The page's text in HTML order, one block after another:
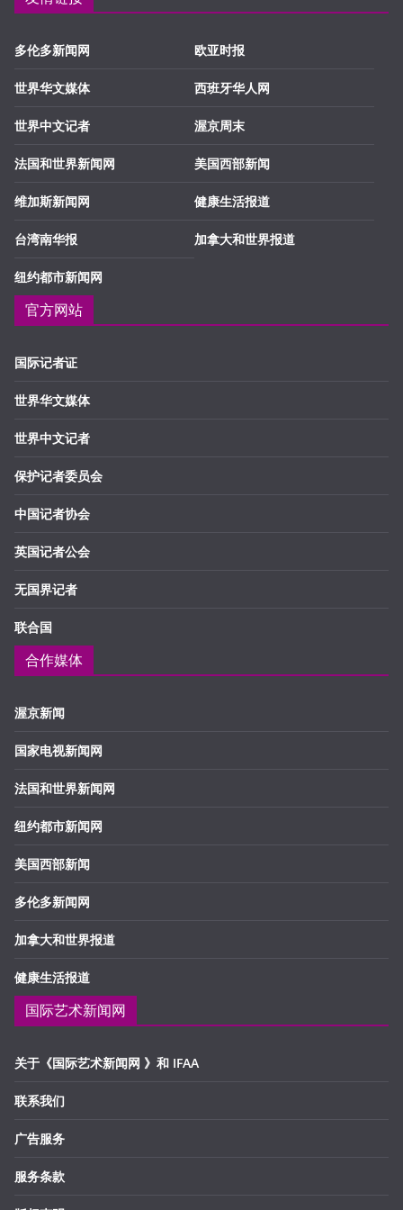
多伦多新闻网
世界华文媒体
世界中文记者
法国和世界新闻网
维加斯新闻网
台湾南华报
纽约都市新闻网
欧亚时报
西班牙华人网
渥京周末
美国西部新闻
健康生活报道
加拿大和世界报道
官方网站
国际记者证
世界华文媒体
世界中文记者
保护记者委员会
中国记者协会
英国记者公会
无国界记者
联合国
合作媒体
渥京新闻
国家电视新闻网
法国和世界新闻网
纽约都市新闻网
美国西部新闻
多伦多新闻网
加拿大和世界报道
健康生活报道
国际艺术新闻网
关于《国际艺术新闻网 》和 IFAA
联系我们
广告服务
服务条款